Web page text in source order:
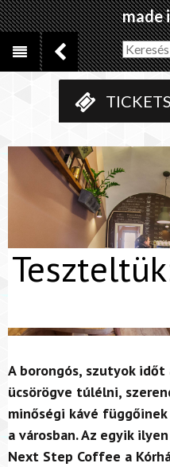
made
TICKETS
A borongós, szutyok
ücsörögve túlélni,
minőségi kávé
a városban. Az egyik
Next Step Coffee a